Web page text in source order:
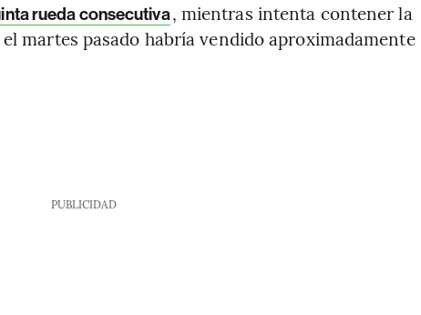
rueda consecutiva, mientras intenta contener la
martes pasado habría vendido aproximadamente
PUBLICIDAD